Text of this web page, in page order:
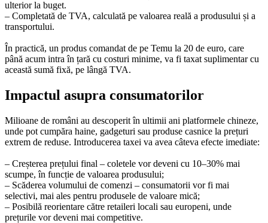
ulterior la buget.
– Completată de TVA, calculată pe valoarea reală a produsului și a
transportului.
În practică, un produs comandat de pe Temu la 20 de euro, care
până acum intra în țară cu costuri minime, va fi taxat suplimentar cu
această sumă fixă, pe lângă TVA.
Impactul asupra consumatorilor
Milioane de români au descoperit în ultimii ani platformele chineze,
unde pot cumpăra haine, gadgeturi sau produse casnice la prețuri
extrem de reduse. Introducerea taxei va avea câteva efecte imediate:
– Creșterea prețului final – coletele vor deveni cu 10–30% mai
scumpe, în funcție de valoarea produsului;
– Scăderea volumului de comenzi – consumatorii vor fi mai
selectivi, mai ales pentru produsele de valoare mică;
– Posibilă reorientare către retaileri locali sau europeni, unde
prețurile vor deveni mai competitive.